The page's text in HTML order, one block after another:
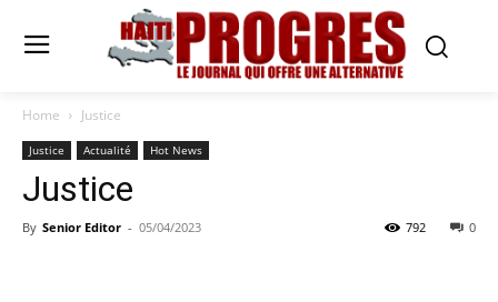
Home Justice
Justice Actualité Hot News
Justice
By Senior Editor - 05/04/2023 0
792